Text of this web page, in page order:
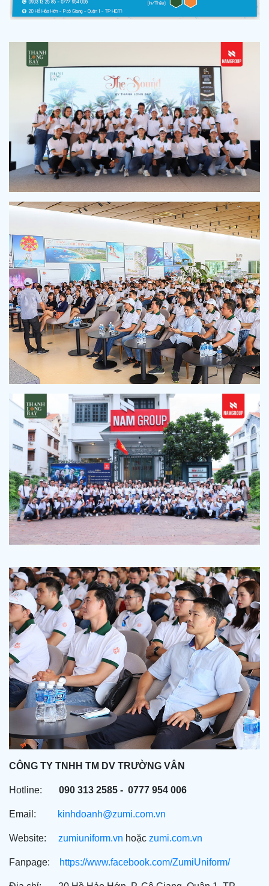
CÔNG TY TNHH TM DV TRƯỜNG VÂN
Hotline: 090 313 2585 - 0777 954 006
Email: kinhdoanh@zumi.com.vn
Website: zumiuniform.vn hoặc zumi.com.vn
Fanpage: https://www.facebook.com/ZumiUniform/